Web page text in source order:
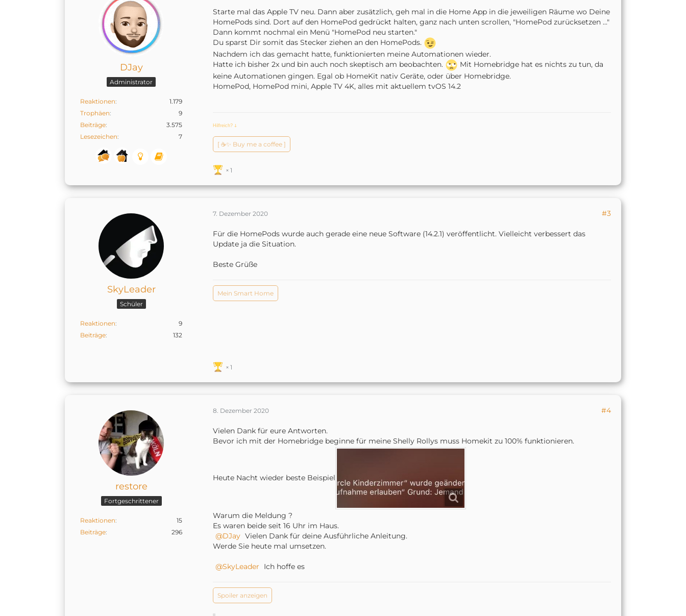
DJay
Administrator
Reaktionen
1.179
Trophäen
9
Beiträge
3.575
Lesezeichen
7
Starte mal das Apple TV neu. Dann aber zusätzlich, geh mal in die Home App in die jeweiligen Räume wo Deine
HomePods sind. Dort auf den HomePod gedrückt halten, ganz nach unten scrollen, "HomePod zurücksetzen ..."
Dann kommt nochmal ein Menü "HomePod neu starten."
Du sparst Dir somit das Stecker ziehen an den HomePods.
Nachdem ich das gemacht hatte, funktionierten meine Automationen wieder.
Hatte ich bisher 2x und bin auch noch skeptisch am beobachten.
Mit Homebridge hat es nichts zu tun, da
keine Automationen gingen. Egal ob HomeKit nativ Geräte, oder über Homebridge.
HomePod, HomePod mini, Apple TV 4K, alles mit aktuellem tvOS 14.2
Hilfreich? ↆ
[ ☕️✨ Buy me a coffee ]
1
SkyLeader
Schüler
Reaktionen
9
Beiträge
132
7. Dezember 2020 #3
Für die HomePods wurde auch gerade eine neue Software (14.2.1) veröffentlicht. Vielleicht verbessert das
Update ja die Situation.
Beste Grüße
Mein Smart Home
1
restore
Fortgeschrittener
Reaktionen
15
Beiträge
296
8. Dezember 2020 #4
Vielen Dank für eure Antworten.
Bevor ich mit der Homebridge beginne für meine Shelly Rollys muss Homekit zu 100% funktionieren.
Heute Nacht wieder beste Beispiel
Warum die Meldung ?
Es waren beide seit 16 Uhr im Haus.
DJay Vielen Dank für deine Ausführliche Anleitung.
Werde Sie heute mal umsetzen.
SkyLeader Ich hoffe es
Spoiler anzeigen